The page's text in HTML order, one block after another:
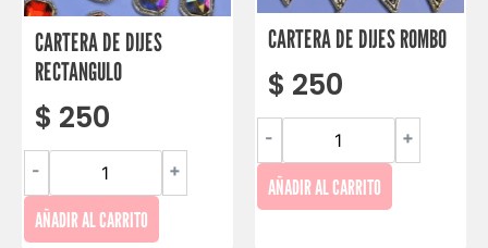
CARTERA DE DIJES
RECTANGULO
$ 250
- +
AÑADIR AL CARRITO
CARTERA DE DIJES ROMBO
$ 250
- +
AÑADIR AL CARRITO